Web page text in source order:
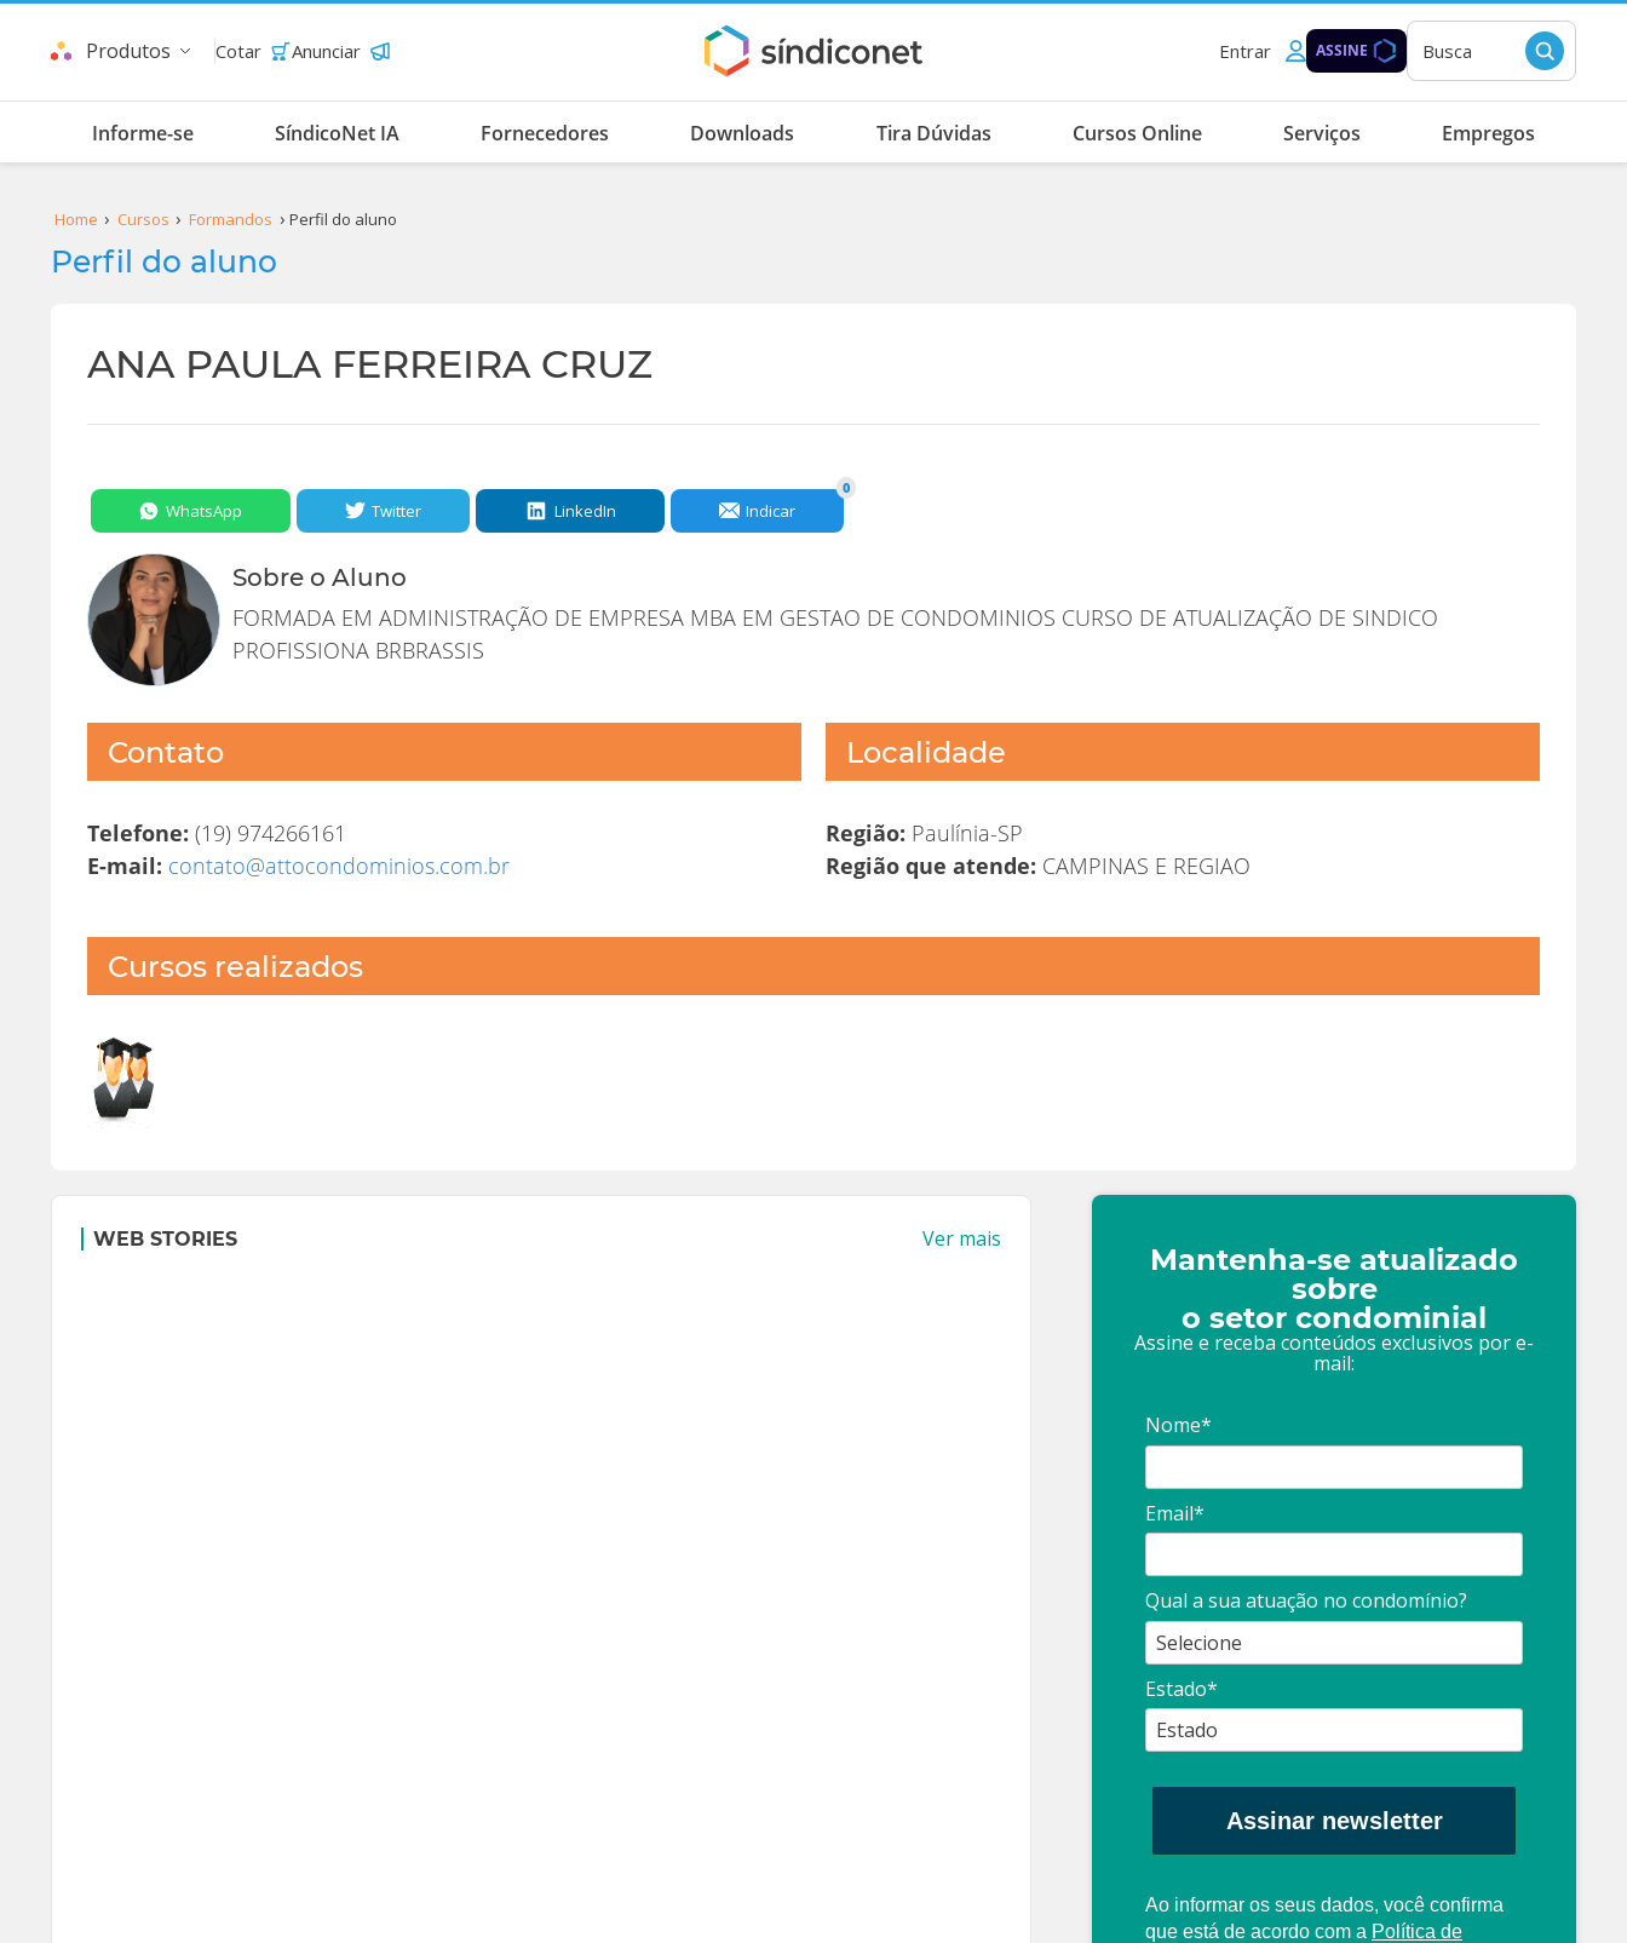
Produtos Cotar Anunciar Entrar ASSINE Busca
Informe-se SíndicoNet IA Fornecedores Downloads Tira Dúvidas Cursos Online Serviços Empregos
Home Cursos Formandos Perfil do aluno
Perfil do aluno
ANA PAULA FERREIRA CRUZ
WhatsApp Twitter LinkedIn Indicar
0
Sobre o Aluno
FORMADA EM ADMINISTRAÇÃO DE EMPRESA MBA EM GESTAO DE CONDOMINIOS CURSO DE ATUALIZAÇÃO DE SINDICO
PROFISSIONA BRBRASSIS
Contato
Telefone: (19) 974266161
E-mail: contato@attocondominios.com.br
Localidade
Região: Paulínia-SP
Região que atende: CAMPINAS E REGIAO
Cursos realizados
WEB STORIES Ver mais
Mantenha-se atualizado
sobre
o setor condominial
Assine e receba conteúdos exclusivos por e-
mail:
Nome*
Email*
Qual a sua atuação no condomínio?
Estado*
Assinar newsletter
Ao informar os seus dados, você confirma
que está de acordo com a Política de